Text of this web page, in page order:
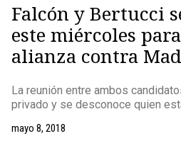
Falcón y Bertucci
este miércoles
alianza contra
La reunión entre ambos
privado y se desconoce quien
mayo 8, 2018